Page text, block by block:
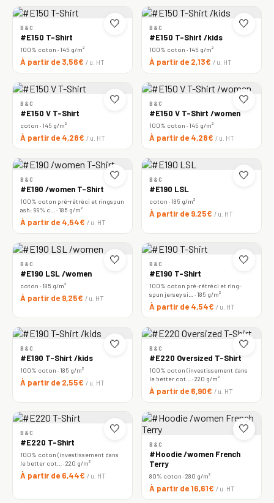
🤍
B&C
#E150 T-Shirt
100% coton · 145 g/m²
À partir de 3,56€ / u. HT
🤍
B&C
#E150 T-Shirt /kids
100% coton · 145 g/m²
À partir de 2,13€ / u. HT
🤍
B&C
#E150 V T-Shirt
coton · 145 g/m²
À partir de 4,28€ / u. HT
🤍
B&C
#E150 V T-Shirt /women
100% coton · 145 g/m²
À partir de 4,28€ / u. HT
🤍
B&C
#E190 /women T-Shirt
100% coton pré-rétréci et ringspun
ash: 99% c… · 185 g/m²
À partir de 4,54€ / u. HT
🤍
B&C
#E190 LSL
coton · 185 g/m²
À partir de 9,25€ / u. HT
🤍
B&C
#E190 LSL /women
coton · 185 g/m²
À partir de 9,25€ / u. HT
🤍
B&C
#E190 T-Shirt
100% coton pré-rétréci et ring-
spun jersey si… · 185 g/m²
À partir de 4,54€ / u. HT
🤍
B&C
#E190 T-Shirt /kids
100% coton · 185 g/m²
À partir de 2,55€ / u. HT
🤍
B&C
#E220 Oversized T-Shirt
100% coton (investissement dans
le better cot… · 220 g/m²
À partir de 6,90€ / u. HT
🤍
B&C
#E220 T-Shirt
100% coton (investissement dans
le better cot… · 220 g/m²
À partir de 6,44€ / u. HT
🤍
B&C
#Hoodie /women French
Terry
80% coton · 280 g/m²
À partir de 16,61€ / u. HT